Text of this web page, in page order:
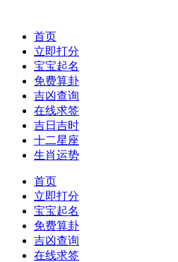
首页
立即打分
宝宝起名
免费算卦
吉凶查询
在线求签
吉日吉时
十二星座
生肖运势
首页
立即打分
宝宝起名
免费算卦
吉凶查询
在线求签